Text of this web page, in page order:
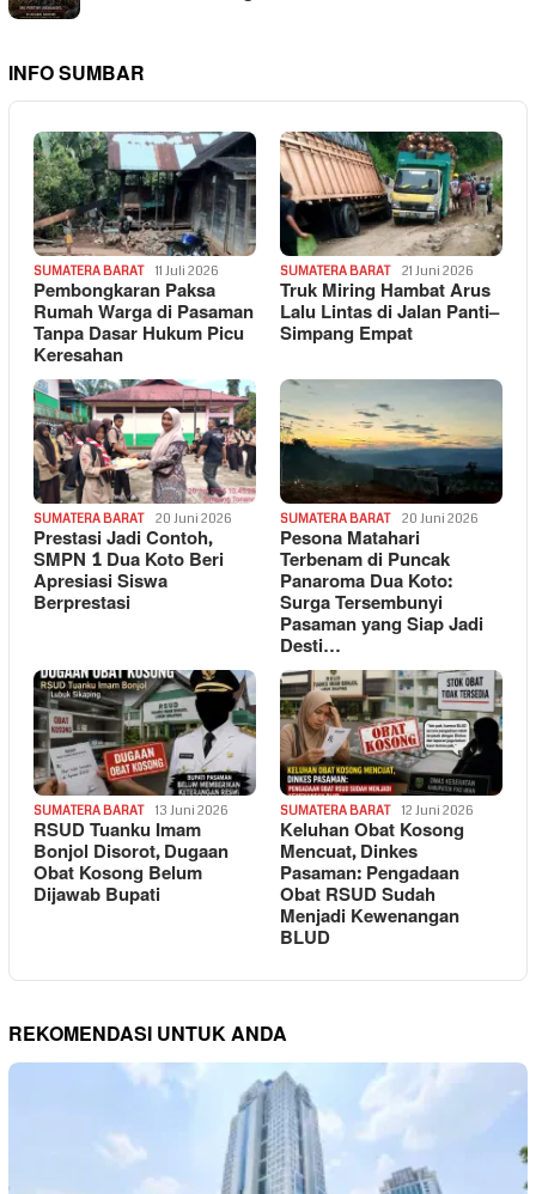
INFO SUMBAR
SUMATERA BARAT 11 Juli 2026
Pembongkaran Paksa
Rumah Warga di Pasaman
Tanpa Dasar Hukum Picu
Keresahan
SUMATERA BARAT 21 Juni 2026
Truk Miring Hambat Arus
Lalu Lintas di Jalan Panti–
Simpang Empat
SUMATERA BARAT 20 Juni 2026
Prestasi Jadi Contoh,
SMPN 1 Dua Koto Beri
Apresiasi Siswa
Berprestasi
SUMATERA BARAT 20 Juni 2026
Pesona Matahari
Terbenam di Puncak
Panaroma Dua Koto:
Surga Tersembunyi
Pasaman yang Siap Jadi
Desti…
SUMATERA BARAT 13 Juni 2026
RSUD Tuanku Imam
Bonjol Disorot, Dugaan
Obat Kosong Belum
Dijawab Bupati
SUMATERA BARAT 12 Juni 2026
Keluhan Obat Kosong
Mencuat, Dinkes
Pasaman: Pengadaan
Obat RSUD Sudah
Menjadi Kewenangan
BLUD
REKOMENDASI UNTUK ANDA